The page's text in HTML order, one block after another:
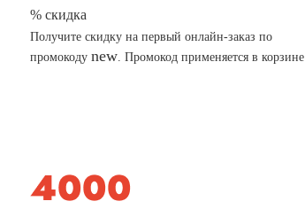
% скидка
Получите скидку на первый онлайн-заказ по
промокоду new. Промокод применяется в корзине